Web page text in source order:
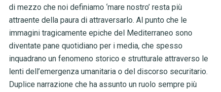
di mezzo che noi definiamo ‘mare nostro’ resta più
attraente della paura di attraversarlo. Al punto che le
immagini tragicamente epiche del Mediterraneo sono
diventate pane quotidiano per i media, che spesso
inquadrano un fenomeno storico e strutturale attraverso le
lenti dell’emergenza umanitaria o del discorso securitario.
Duplice narrazione che ha assunto un ruolo sempre più